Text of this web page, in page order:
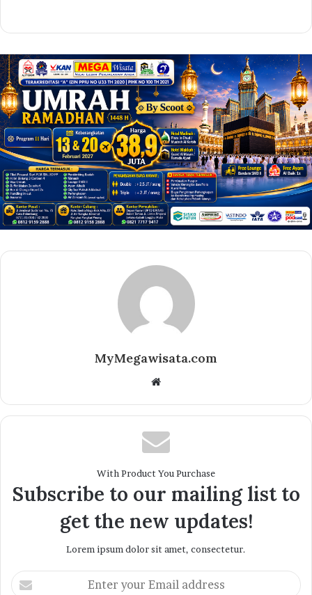
MyMegawisata.com
Website
With Product You Purchase
Subscribe to our mailing list to
get the new updates!
Lorem ipsum dolor sit amet, consectetur.
Enter
your